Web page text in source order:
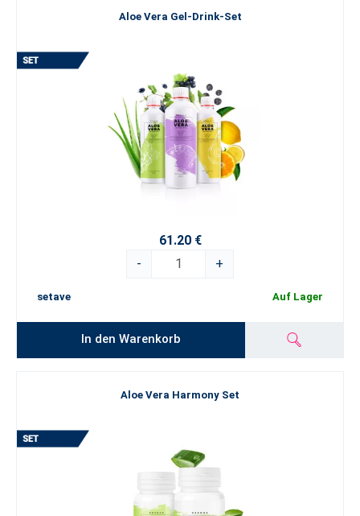
Aloe Vera Gel-Drink-Set
61.20 €
-
+
setave Auf Lager
In den Warenkorb
Aloe Vera Harmony Set